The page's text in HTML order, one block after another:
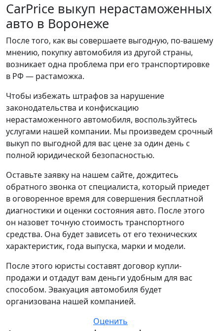
CarPrice выкуп нерастаможенных
авто в Воронеже
После того, как вы совершаете выгодную, по-вашему
мнению, покупку автомобиля из другой страны,
возникает одна проблема при его транспортировке
в РФ — растаможка.
Чтобы избежать штрафов за нарушение
законодательства и конфискацию
нерастаможенного автомобиля, воспользуйтесь
услугами нашей компании. Мы произведем срочный
выкуп по выгодной для вас цене за один день с
полной юридической безопасностью.
Оставьте заявку на нашем сайте, дождитесь
обратного звонка от специалиста, который приедет
в оговоренное время для совершения бесплатной
диагностики и оценки состояния авто. После этого
он назовет точную стоимость транспортного
средства. Она будет зависеть от его технических
характеристик, года выпуска, марки и модели.
После этого юристы составят договор купли-
продажи и отдадут вам деньги удобным для вас
способом. Эвакуация автомобиля будет
организована нашей компанией.
Оценить